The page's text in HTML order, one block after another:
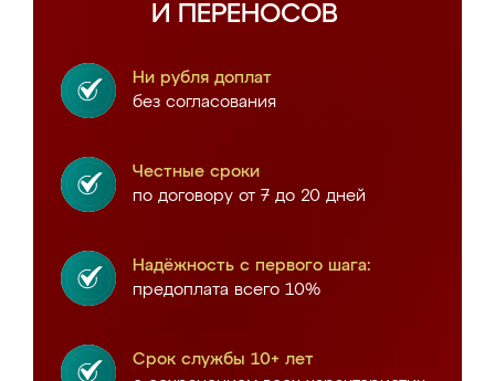
И ПЕРЕНОСОВ
Ни рубля доплат
без согласования
Честные сроки
по договору от 7 до 20 дней
Надёжность с первого шага:
предоплата всего 10%
Срок службы 10+ лет